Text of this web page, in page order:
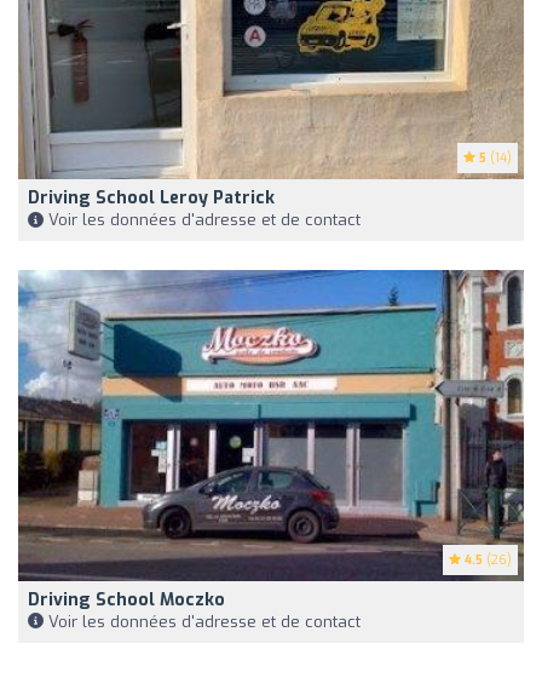
5 (14)
Driving School Leroy Patrick
Voir les données d'adresse et de contact
4.5 (26)
Driving School Moczko
Voir les données d'adresse et de contact